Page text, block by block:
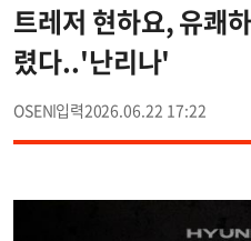
트레저 현하요, 유쾌
렸다..'난리나'
OSEN 2026.06.22 17:22